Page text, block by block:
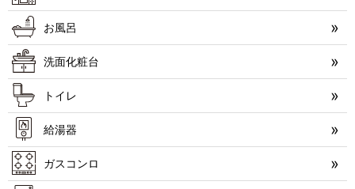
お風呂
洗面化粧台
トイレ
給湯器
ガスコンロ